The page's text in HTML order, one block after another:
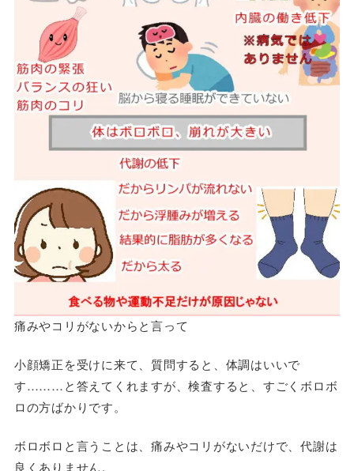
痛みやコリがないからと言って
小顔矯正を受けに来て、質問すると、体調はいいで
す………と答えてくれますが、検査すると、すごくボロボ
ロの方ばかりです。
ボロボロと言うことは、痛みやコリがないだけで、代謝は
良くありません。